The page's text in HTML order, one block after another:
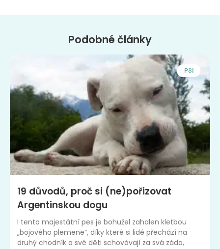
Podobné články
PSI
19 důvodů, proč si (ne)pořizovat
Argentinskou dogu
I tento majestátní pes je bohužel zahalen kletbou
„bojového plemene“, díky které si lidé přechází na
druhý chodník a své děti schovávají za svá záda,